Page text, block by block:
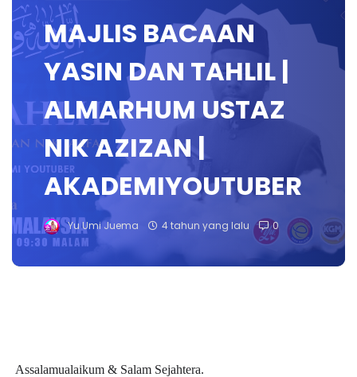
MAJLIS BACAAN
YASIN DAN TAHLIL |
ALMARHUM USTAZ
NIK AZIZAN |
AKADEMIYOUTUBER
Yu Umi Juema 4 tahun yang lalu 0
Assalamualaikum & Salam Sejahtera.